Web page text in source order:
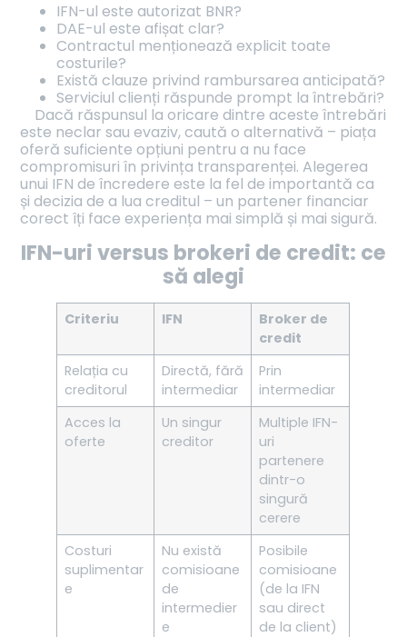
IFN-ul este autorizat BNR?
DAE-ul este afișat clar?
Contractul menționează explicit toate
costurile?
Există clauze privind rambursarea anticipată?
Serviciul clienți răspunde prompt la întrebări?
Dacă răspunsul la oricare dintre aceste întrebări
este neclar sau evaziv, caută o alternativă – piața
oferă suficiente opțiuni pentru a nu face
compromisuri în privința transparenței. Alegerea
unui IFN de încredere este la fel de importantă ca
și decizia de a lua creditul – un partener financiar
corect îți face experiența mai simplă și mai sigură.
IFN-uri versus brokeri de credit: ce
să alegi
Criteriu IFN
Broker de
credit
Relația cu
creditorul
Directă, fără
intermediar
Prin
intermediar
Acces la
oferte
Un singur
creditor
Multiple IFN-
uri
partenere
dintr-o
singură
cerere
Costuri
suplimentar
e
Nu există
comisioane
de
intermedier
e
Posibile
comisioane
(de la IFN
sau direct
de la client)